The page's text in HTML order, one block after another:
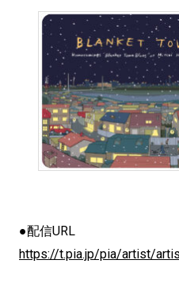
●配信URL
https://t.pia.jp/pia/artist/